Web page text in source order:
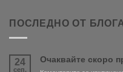
ПОСЛЕДНО ОТ
24
сеп.
Очаквайте скоро